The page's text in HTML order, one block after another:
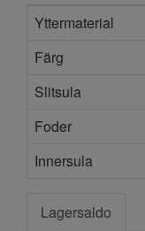
Yttermaterial
Färg
Slitsula
Foder
Innersula
Lagersaldo